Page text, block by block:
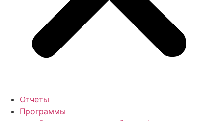
Отчё­ты
Про­грам­мы